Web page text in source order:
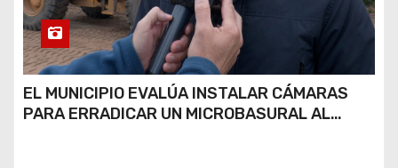
EL MUNICIPIO EVALÚA INSTALAR CÁMARAS
PARA ERRADICAR UN MICROBASURAL AL